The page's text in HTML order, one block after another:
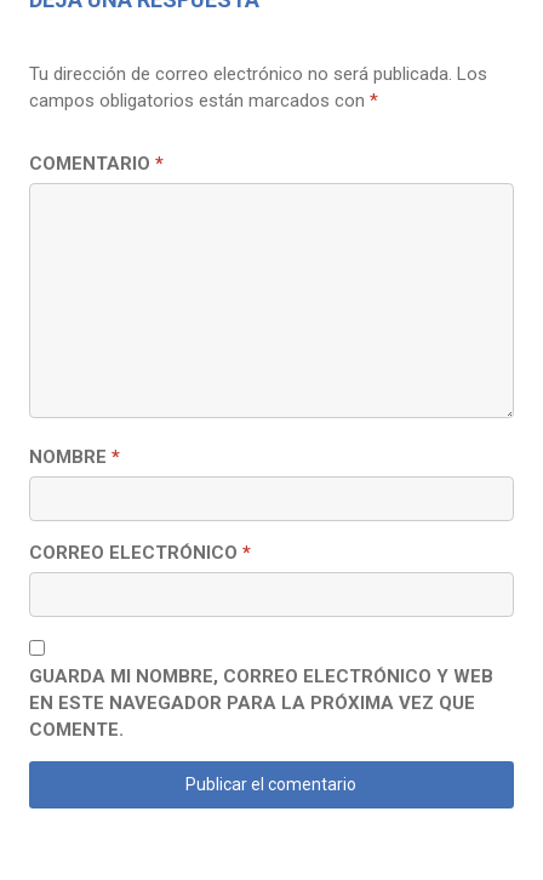
Tu dirección de correo electrónico no será publicada. Los
campos obligatorios están marcados con *
COMENTARIO *
NOMBRE *
CORREO ELECTRÓNICO *
GUARDA MI NOMBRE, CORREO ELECTRÓNICO Y WEB
EN ESTE NAVEGADOR PARA LA PRÓXIMA VEZ QUE
COMENTE.